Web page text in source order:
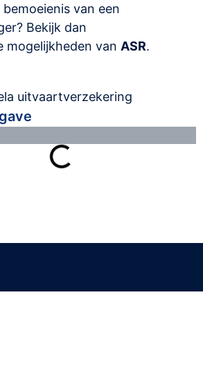
van een
Bekijk dan
mogelijkheden van ASR.